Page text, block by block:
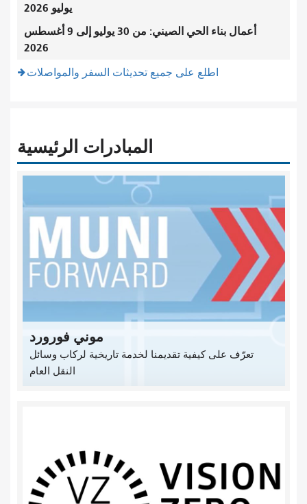
يوليو 2026
أعمال بناء الحي الصيني: من 30 يوليو إلى 9 أغسطس
2026
اطلع على جميع تحديثات السفر والمواصلات
المبادرات الرئيسية
موني فورورد
تعرّف على كيفية تقديمنا لخدمة تاريخية لركاب وسائل
النقل العام